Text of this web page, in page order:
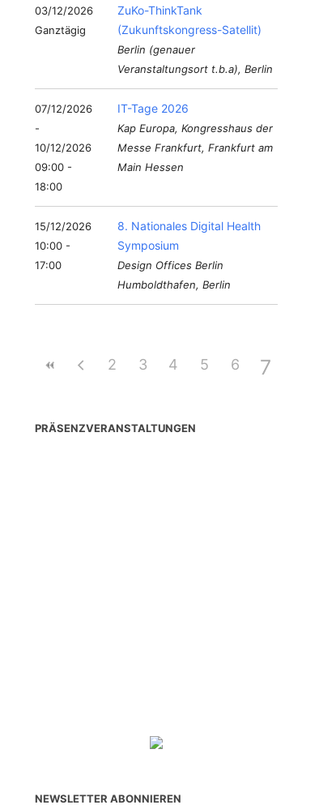
03/12/2026
Ganztägig
ZuKo-ThinkTank
(Zukunftskongress-Satellit)
Berlin (genauer
Veranstaltungsort t.b.a), Berlin
07/12/2026
-
10/12/2026
09:00 -
18:00
IT-Tage 2026
Kap Europa, Kongresshaus der
Messe Frankfurt, Frankfurt am
Main Hessen
15/12/2026
10:00 -
17:00
8. Nationales Digital Health
Symposium
Design Offices Berlin
Humboldthafen, Berlin
2 3 4 5 6 7
PRÄSENZVERANSTALTUNGEN
NEWSLETTER ABONNIEREN